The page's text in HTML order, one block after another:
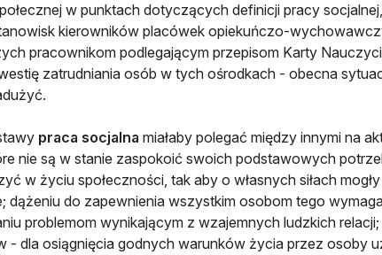
w punktach dotyczących definicji pracy
kierowników placówek opiekuńczo-
pracownikom podlegającym przepisom Karty
zatrudniania osób w tych ośrodkach - obecna
praca socjalna miałaby polegać między innymi na
nie są w stanie zaspokoić swoich podstawowych
w życiu społeczności, tak aby o własnych siłach
dążeniu do zapewnienia wszystkim osobom tego
problemom wynikającym z wzajemnych ludzkich
- dla osiągnięcia godnych warunków życia przez osoby